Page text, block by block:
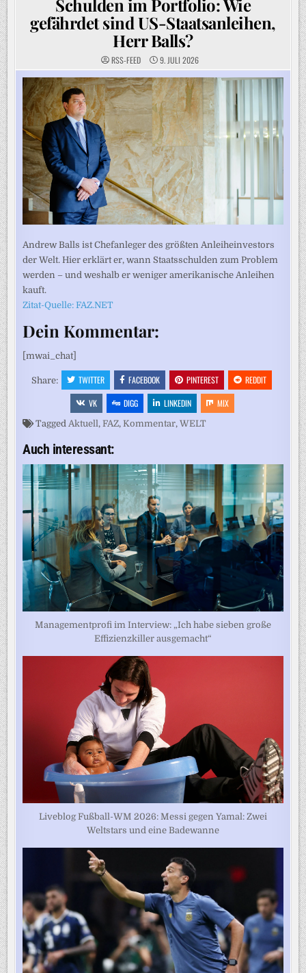
Schulden im Portfolio: Wie
gefährdet sind US-Staatsanleihen,
Herr Balls?
RSS-FEED 9. JULI 2026
Andrew Balls ist Chefanleger des größten Anleiheinvestors
der Welt. Hier erklärt er, wann Staatsschulden zum Problem
werden – und weshalb er weniger amerikanische Anleihen
kauft.
Zitat-Quelle: FAZ.NET
Dein Kommentar:
[mwai_chat]
Share: TWITTER FACEBOOK PINTEREST
REDDIT
VK
DIGG LINKEDIN MIX
TaggedAktuell,FAZ,Kommentar,WELT
Auch interessant:
Managementprofi im Interview: „Ich habe sieben große
Effizienzkiller ausgemacht“
Liveblog Fußball-WM 2026: Messi gegen Yamal: Zwei
Weltstars und eine Badewanne